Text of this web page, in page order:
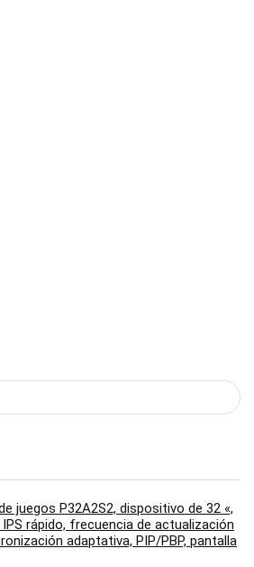
juegos P32A2S2, dispositivo de 32 «,
IPS rápido, frecuencia de actualización
adaptativa, PIP/PBP, pantalla